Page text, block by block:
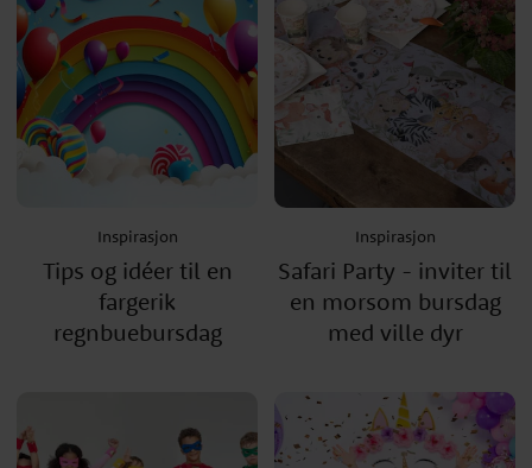
Inspirasjon
Tips og idéer til en
fargerik
regnbuebursdag
Inspirasjon
Safari Party - inviter til
en morsom bursdag
med ville dyr